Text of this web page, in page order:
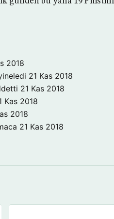
2018
21 Kas 2018
21 Kas 2018
Kas 2018
2018
21 Kas 2018